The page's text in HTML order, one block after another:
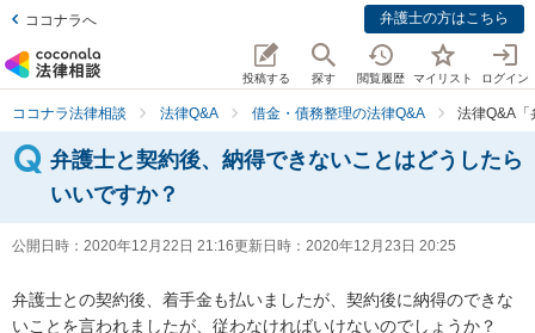
ココナラへ 弁護士の方はこちら
投稿する 探す 閲覧履歴 マイリスト ログイン
ココナラ法律相談 法律Q&A 借金・債務整理の法律Q&A 法律Q&A
弁護士と契約後、納得できないことはどうしたら
いいですか？
公開日時： 2020年12月22日 21:16更新日時： 2020年12月23日 20:25
弁護士との契約後、着手金も払いましたが、契約後に納得のできな